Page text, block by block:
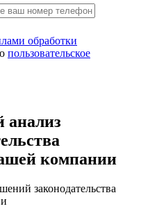
обработки
пользовательское
анализ
компании
законодательства